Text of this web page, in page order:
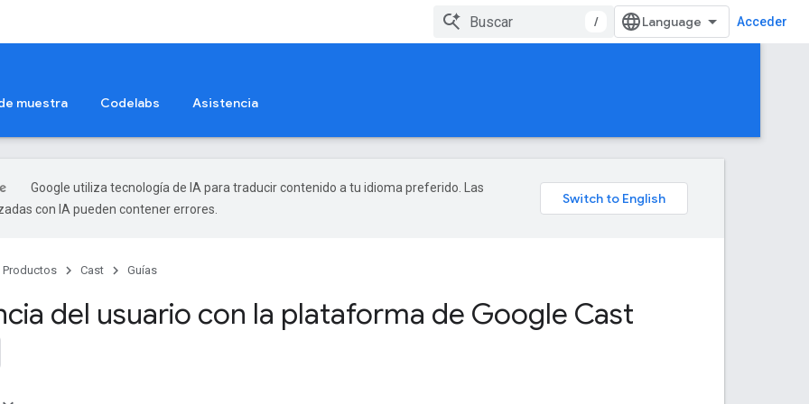
/ Acceder
muestra Codelabs Asistencia
Google utiliza tecnología de IA para traducir contenido a tu idioma preferido. Las
con IA pueden contener errores.
Productos Cast Guías
del usuario con la plataforma de Google Cast